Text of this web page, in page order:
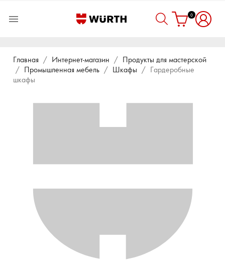
 0
Главная Интернет-магазин
Продукты для мастерской
Промышленная мебель
Шкафы
Гардеробные
шкафы